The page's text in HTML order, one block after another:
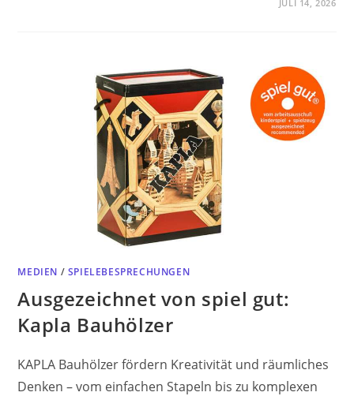
JULI 14, 2026
MEDIEN / SPIELEBESPRECHUNGEN
Ausgezeichnet von spiel gut:
Kapla Bauhölzer
KAPLA Bauhölzer fördern Kreativität und räumliches
Denken – vom einfachen Stapeln bis zu komplexen